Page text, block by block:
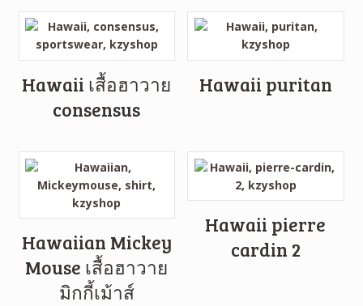
Hawaii เสื้อฮาวาย
consensus
Hawaii puritan
Hawaiian Mickey
Mouse เสื้อฮาวาย
มิกกี้เม้าส์
Hawaii pierre
cardin 2